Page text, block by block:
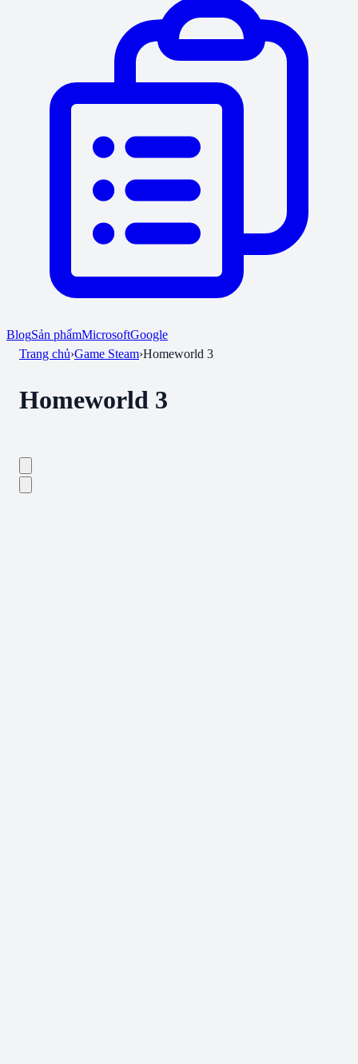
BlogSản phẩmMicrosoftGoogle
Trang chủ›Game Steam›Homeworld 3
Homeworld 3